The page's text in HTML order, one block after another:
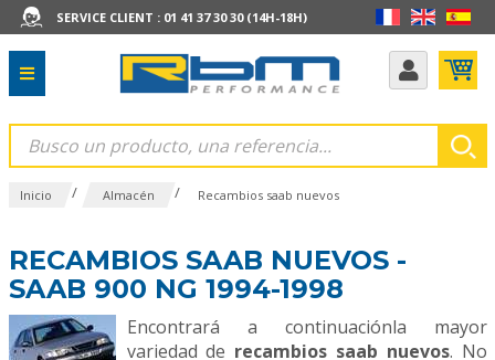
SERVICE CLIENT : 01 41 37 30 30 (14H-18H)
Inicio / Almacén / Recambios saab nuevos
RECAMBIOS SAAB NUEVOS -
SAAB 900 NG 1994-1998
Encontrará a continuaciónla mayor
variedad de recambios saab nuevos. No